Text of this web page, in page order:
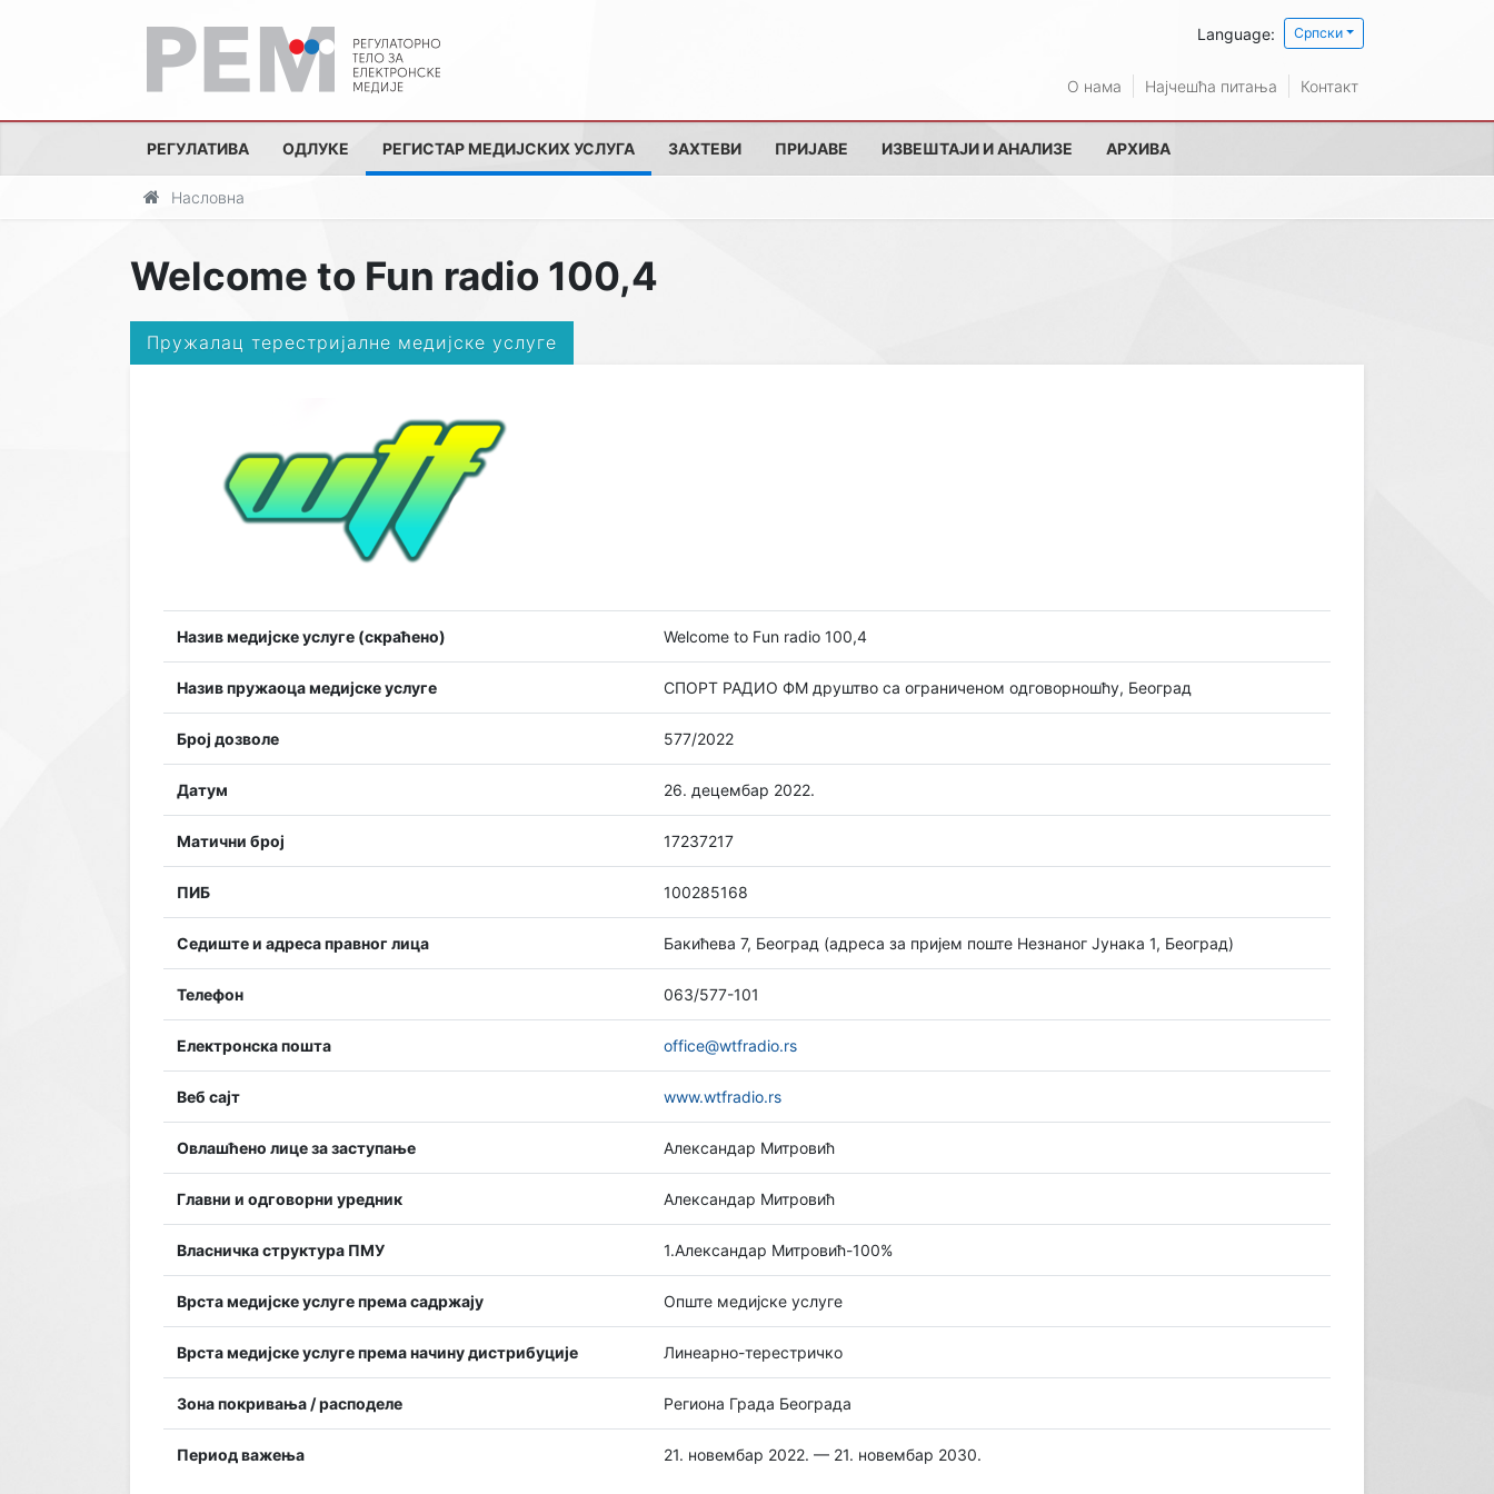
Language: Српски
О нама Најчешћа питања Контакт
РЕГУЛАТИВА ОДЛУКЕ РЕГИСТАР МЕДИЈСКИХ УСЛУГА ЗАХТЕВИ ПРИЈАВЕ ИЗВЕШТАЈИ И АНАЛИЗЕ АРХИВА
Насловна
Welcome to Fun radio 100,4
Пружалац терестријалне медијске услуге
Назив медијске услуге (скраћено) Welcome to Fun radio 100,4
Назив пружаоца медијске услуге СПОРТ РАДИО ФМ друштво са ограниченом одговорношћу, Београд
Број дозволе 577/2022
Датум 26. децембар 2022.
Матични број 17237217
ПИБ 100285168
Седиште и адреса правног лица Бакићева 7, Београд (адреса за пријем поште Незнаног Јунака 1, Београд)
Телефон 063/577-101
Електронска пошта office@wtfradio.rs
Веб сајт www.wtfradio.rs
Овлашћено лице за заступање Александар Митровић
Главни и одговорни уредник Александар Митровић
Власничка структура ПМУ 1.Александар Митровић-100%
Врста медијске услуге према садржају Опште медијске услуге
Врста медијске услуге према начину дистрибуције Линеарно-терестричко
Зона покривања / расподеле Региона Града Београда
Период важења 21. новембар 2022. — 21. новембар 2030.